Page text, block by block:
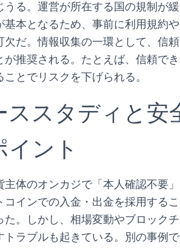
うる。運営が所在する国の規制が
基本となるため、事前に利用規約
欠だ。情報収集の一環として、信
が推奨される。たとえば、信頼で
とでリスクを下げられる。
ススタディと安
ント
主体のオンカジで「本人確認不要
コインでの入金・出金を採用する
た。しかし、相場変動やブロック
トラブルも起きている。別の事例